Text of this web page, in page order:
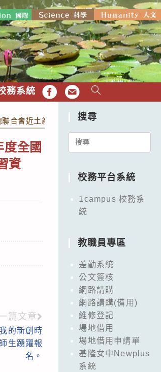
務系統 FB EMAIL
合會近土親農『食農學堂』教師研習計畫
全國
資
篇文章
的新創時
生踴躍報
名。
搜尋
Search
校務平台系統
1campus 校務系
統
教職員專區
差勤系統
公文簽核
網路請購
網路請購(備用)
維修登記
場地借用
場地借用申請單
基隆女中Newplus
系統